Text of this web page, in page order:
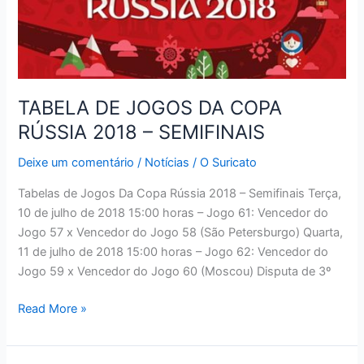
TABELA DE JOGOS DA COPA
RÚSSIA 2018 – SEMIFINAIS
Deixe um comentário / Notícias /O Suricato
Tabelas de Jogos Da Copa Rússia 2018 – Semifinais Terça,
10 de julho de 2018 15:00 horas – Jogo 61: Vencedor do
Jogo 57 x Vencedor do Jogo 58 (São Petersburgo) Quarta,
11 de julho de 2018 15:00 horas – Jogo 62: Vencedor do
Jogo 59 x Vencedor do Jogo 60 (Moscou) Disputa de 3º
TABELA
JOGOS
Read More »